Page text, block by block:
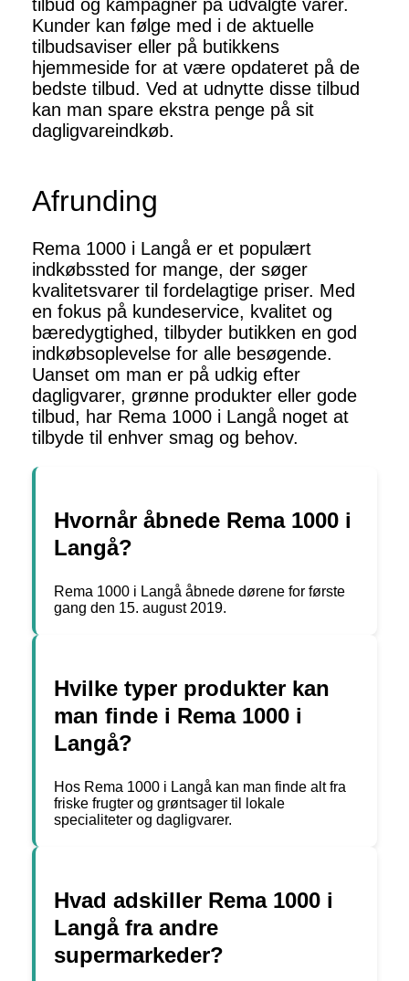
tilbud og kampagner på udvalgte varer.
Kunder kan følge med i de aktuelle
tilbudsaviser eller på butikkens
hjemmeside for at være opdateret på de
bedste tilbud. Ved at udnytte disse tilbud
kan man spare ekstra penge på sit
dagligvareindkøb.
Afrunding
Rema 1000 i Langå er et populært
indkøbssted for mange, der søger
kvalitetsvarer til fordelagtige priser. Med
en fokus på kundeservice, kvalitet og
bæredygtighed, tilbyder butikken en god
indkøbsoplevelse for alle besøgende.
Uanset om man er på udkig efter
dagligvarer, grønne produkter eller gode
tilbud, har Rema 1000 i Langå noget at
tilbyde til enhver smag og behov.
Hvornår åbnede Rema 1000 i
Langå?
Rema 1000 i Langå åbnede dørene for første
gang den 15. august 2019.
Hvilke typer produkter kan
man finde i Rema 1000 i
Langå?
Hos Rema 1000 i Langå kan man finde alt fra
friske frugter og grøntsager til lokale
specialiteter og dagligvarer.
Hvad adskiller Rema 1000 i
Langå fra andre
supermarkeder?